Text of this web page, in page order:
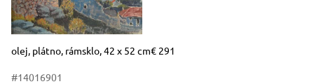
Rozměry
Stručný popis předmětu
olej, plátno, rámsklo, 42 x 52 cm€ 291
#14016901